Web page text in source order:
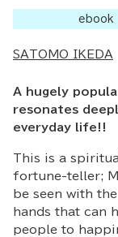
ebook
SATOMO IKEDA
A hugely
resonates
everyday life!!
This is a
fortune-teller;
be seen with
hands that can
people to